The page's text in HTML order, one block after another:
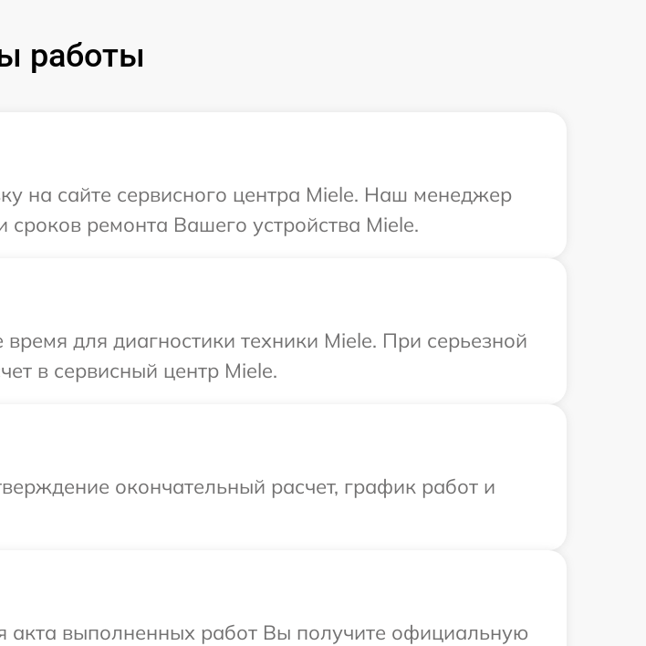
работы
на сайте сервисного центра Miele. Наш менеджер
сроков ремонта Вашего устройства Miele.
для диагностики техники Miele. При серьезной
в сервисный центр Miele.
окончательный расчет, график работ и
акта выполненных работ Вы получите официальную